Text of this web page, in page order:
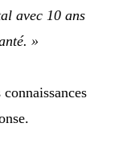
avec 10 ans
»